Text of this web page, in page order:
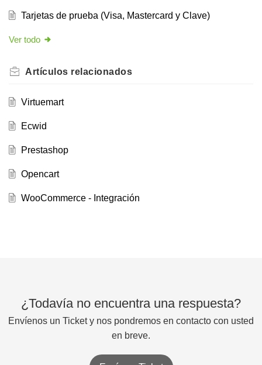
Tarjetas de prueba (Visa, Mastercard y Clave)
Ver todo
Artículos relacionados
Virtuemart
Ecwid
Prestashop
Opencart
WooCommerce - Integración
¿Todavía no encuentra una respuesta?
Envíenos un Ticket y nos pondremos en contacto con usted
en breve.